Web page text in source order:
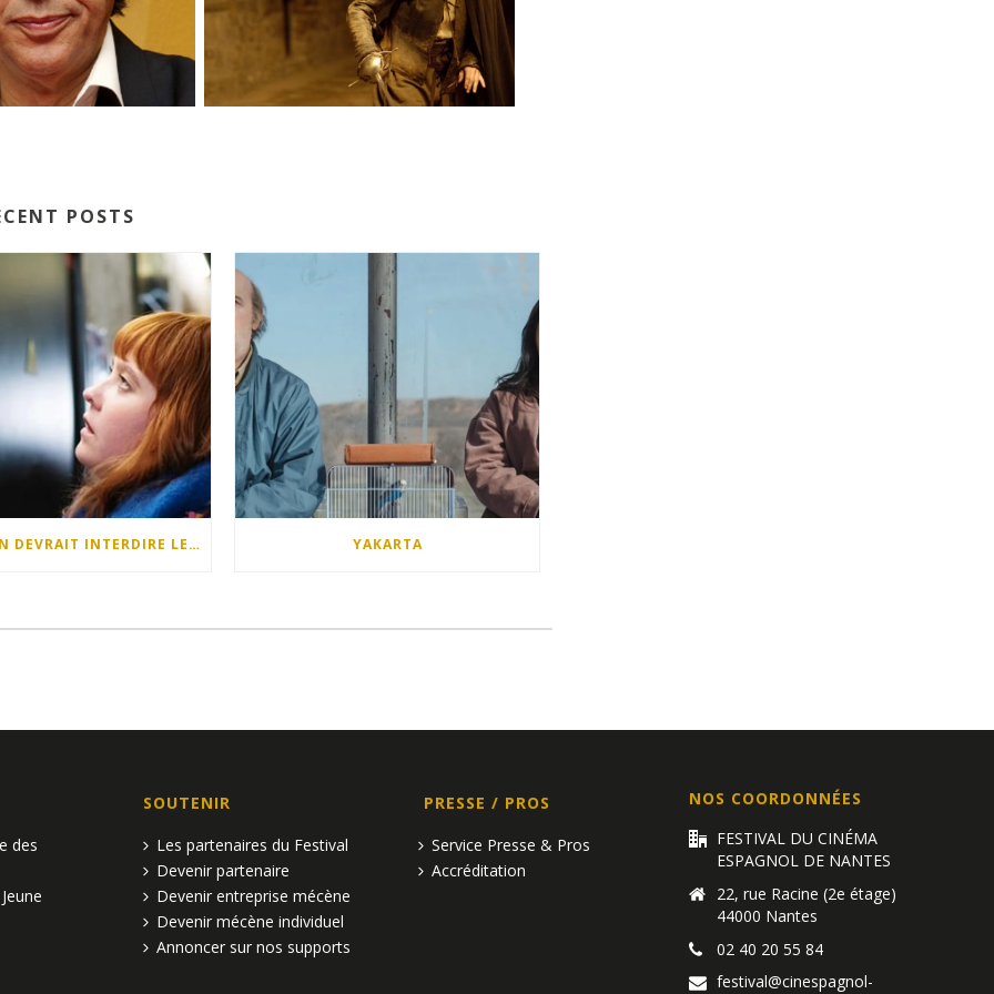
POSTS
QUELQU’UN DEVRAIT INTERDIRE LES DIMANCHES APRÈS-MIDI YAKARTA
des
SOUTENIR
Les partenaires du Festival
Devenir partenaire
Devenir entreprise mécène
Devenir mécène individuel
Annoncer sur nos supports
PRESSE / PROS
Service Presse & Pros
Accréditation
NOS COORDONNÉES
FESTIVAL DU CINÉMA
ESPAGNOL DE NANTES
22, rue Racine (2e étage)
44000 Nantes
02 40 20 55 84
festival@cinespagnol-